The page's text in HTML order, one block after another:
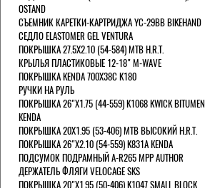
OSTAND
СЪЕМНИК КАРЕТКИ-КАРТРИДЖА YC-29BB BIKEHAND
СЕДЛО ELASTOMER GEL VENTURA
ПОКРЫШКА 27.5X2.10 (54-584) MTB H.R.T.
КРЫЛЬЯ ПЛАСТИКОВЫЕ 12-18" M-WAVE
ПОКРЫШКА KENDA 700Х38С K180
РУЧКИ НА РУЛЬ
ПОКРЫШКА 26"Х1.75 (44-559) K1068 KWICK BITUMEN
KENDA
ПОКРЫШКА 20X1.95 (53-406) MTB ВЫСОКИЙ H.R.T.
ПОКРЫШКА 26"Х2.10 (54-559) K831A KENDA
ПОДСУМОК ПОДРАМНЫЙ A-R265 MPP AUTHOR
ДЕРЖАТЕЛЬ ФЛЯГИ VELOCAGE SKS
ПОКРЫШКА 20"Х1.95 (50-406) K1047 SMALL BLOCK